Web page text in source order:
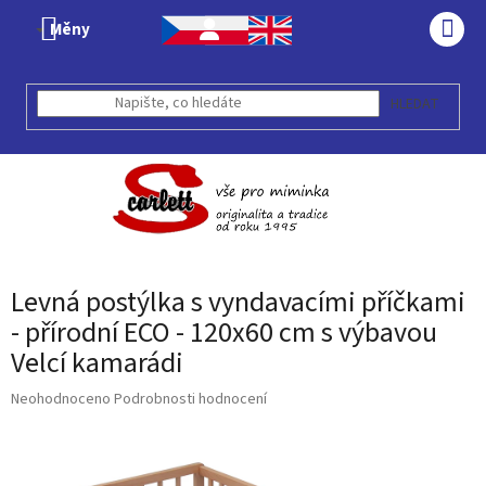
Měny
HLEDAT
Levná postýlka s vyndavacími příčkami
- přírodní ECO - 120x60 cm s výbavou
Velcí kamarádi
Průměrné
Neohodnoceno Podrobnosti hodnocení